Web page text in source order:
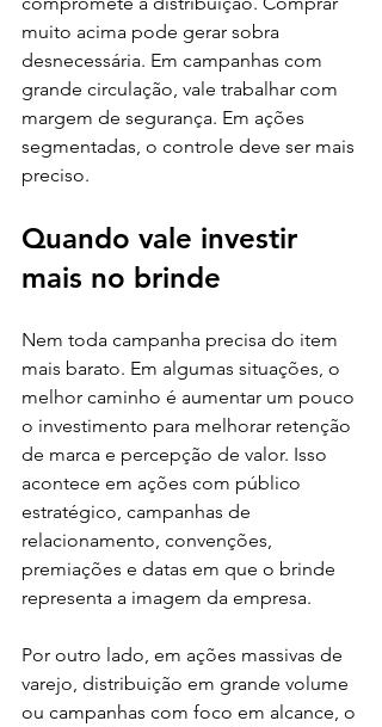
muito acima pode gerar sobra
desnecessária. Em campanhas com
grande circulação, vale trabalhar com
margem de segurança. Em ações
segmentadas, o controle deve ser mais
preciso.
Quando vale investir
mais no brinde
Nem toda campanha precisa do item
mais barato. Em algumas situações, o
melhor caminho é aumentar um pouco
o investimento para melhorar retenção
de marca e percepção de valor. Isso
acontece em ações com público
estratégico, campanhas de
relacionamento, convenções,
premiações e datas em que o brinde
representa a imagem da empresa.
Por outro lado, em ações massivas de
varejo, distribuição em grande volume
ou campanhas com foco em alcance, o